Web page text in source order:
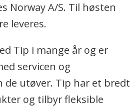
Norway A/S. Til høsten
leveres.
Tip i mange år og er
servicen og
de utøver. Tip har et bredt
og tilbyr fleksible